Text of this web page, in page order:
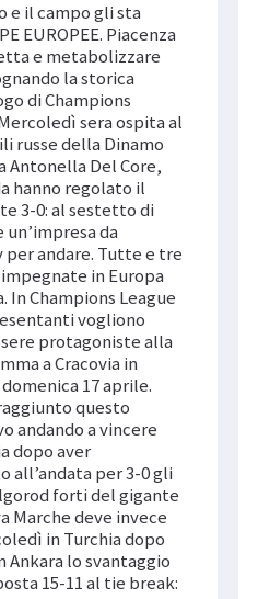
il campo gli sta
EUROPEE. Piacenza
e metabolizzare
la storica
di Champions
sera ospita al
russe della Dinamo
Antonella Del Core,
hanno regolato il
3-0: al sestetto di
un’impresa da
andare. Tutte e tre
in Europa
In Champions League
vogliono
protagoniste alla
a Cracovia in
17 aprile.
questo
andando a vincere
dopo aver
per 3-0 gli
forti del gigante
Marche deve invece
in Turchia dopo
Ankara lo svantaggio
15-11 al tie break: